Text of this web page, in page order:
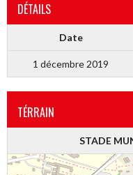
DÉTAILS
Date
1 décembre 2019
TÉRRAIN
STADE